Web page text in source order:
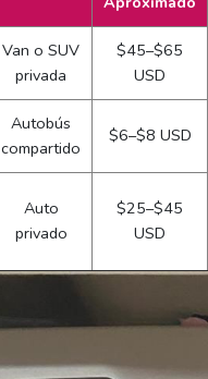
Van o SUV
privada
$45–$65
USD
Autobús
compartido
$6–$8 USD
Auto
privado
$25–$45
USD